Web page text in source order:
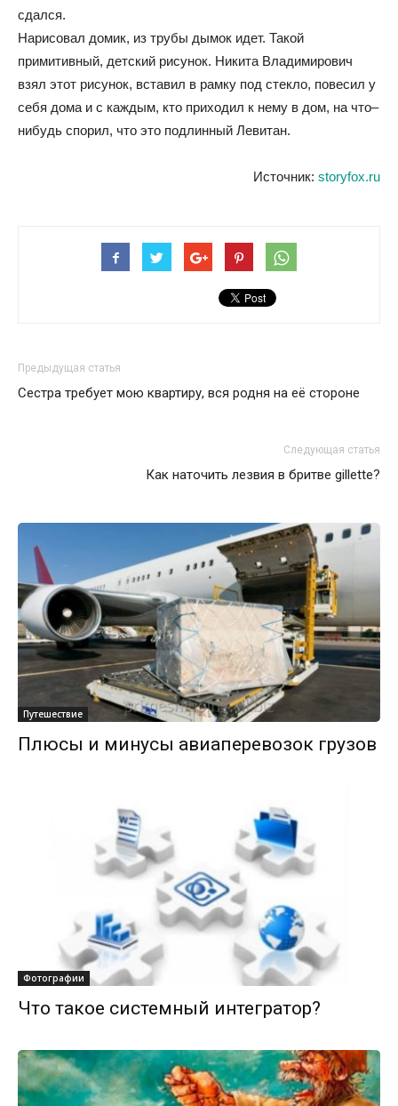
сдался.
Нарисовал домик, из трубы дымок идет. Такой
примитивный, детский рисунок. Никита Владимирович
взял этот рисунок, вставил в рамку под стекло, повесил у
себя дома и с каждым, кто приходил к нему в дом, на что–
нибудь спорил, что это подлинный Левитан.
Источник: storyfox.ru
Предыдущая статья
Сестра требует мою квартиру, вся родня на её стороне
Следующая статья
Как наточить лезвия в бритве gillette?
Путешествие
Плюсы и минусы авиаперевозок грузов
Фотографии
Что такое системный интегратор?